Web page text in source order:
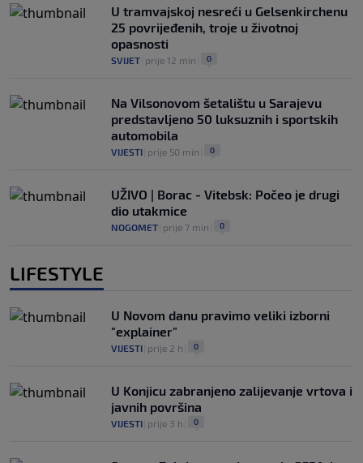
U tramvajskoj nesreći u Gelsenkirchenu
25 povrijeđenih, troje u životnoj
opasnosti
SVIJET prije 12 min 0
Na Vilsonovom šetalištu u Sarajevu
predstavljeno 50 luksuznih i sportskih
automobila
VIJESTI prije 50 min 0
UŽIVO | Borac - Vitebsk: Počeo je drugi
dio utakmice
NOGOMET prije 7 min 0
LIFESTYLE
U Novom danu pravimo veliki izborni
"explainer"
VIJESTI prije 2 h 0
U Konjicu zabranjeno zalijevanje vrtova i
javnih površina
VIJESTI prije 3 h 0